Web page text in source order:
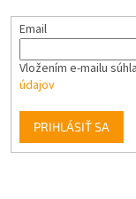
Email
Vložením e-mailu
údajov
PRIHLÁSIŤ SA